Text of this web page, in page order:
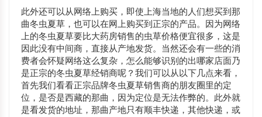
此外还可以从网络上购买，即使上海当地的人们想买到那
曲冬虫夏草，也可以在网上购买到正宗的产品。因为网络
上的冬虫夏草要比大药房销售的虫草价格便宜很多，这是
因此没有中间商，直接从产地发货。当然还会有一些的消
费者会怀疑网络这么复杂，怎么能够识别的出哪家店面乃
是正宗的冬虫夏草经销商呢？我们可以从以下几点来看，
首先我们看看正宗品牌冬虫夏草销售商的朋友圈里的定
位，是否是西藏的那曲，因为定位是无法作弊的。此外就
是看发货的地址，那曲产地只有顺丰快递，其他快递，或